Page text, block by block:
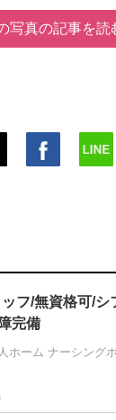
写真の記事を読
フ/無資格可/
完備
ホーム ナーシング